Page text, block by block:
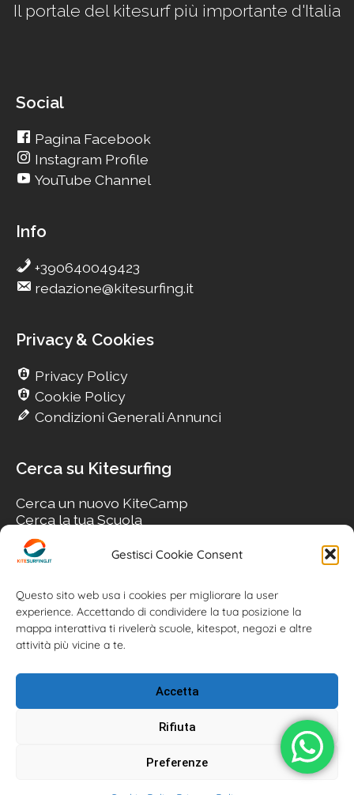
Gestisci Cookie Consent
Questo sito web usa i cookies per migliorare la user
experience. Accettando di condividere la tua posizione la
mappa interattiva ti rivelerà scuole, kitespot, negozi e altre
attività più vicine a te.
Accetta
Rifiuta
Preferenze
Il portale del kitesurf più importante d'Italia
Social
Pagina Facebook
Instagram Profile
YouTube Channel
Info
+390640049423
redazione@kitesurfing.it
Privacy & Cookies
Privacy Policy
Cookie Policy
Condizioni Generali Annunci
Cerca su Kitesurfing
Cerca un nuovo KiteCamp
Cerca la tua Scuola
Cerca il tuo KiteSpot
Cerca Accommodation